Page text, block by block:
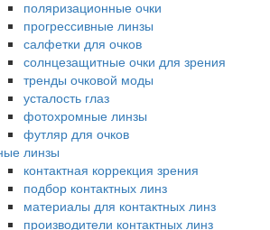
поляризационные очки
прогрессивные линзы
салфетки для очков
солнцезащитные очки для зрения
тренды очковой моды
усталость глаз
фотохромные линзы
футляр для очков
линзы
контактная коррекция зрения
подбор контактных линз
материалы для контактных линз
производители контактных линз